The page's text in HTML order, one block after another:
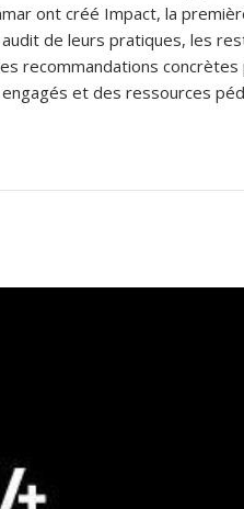
ont créé Impact, la
de leurs pratiques, les
recommandations
et des ressources